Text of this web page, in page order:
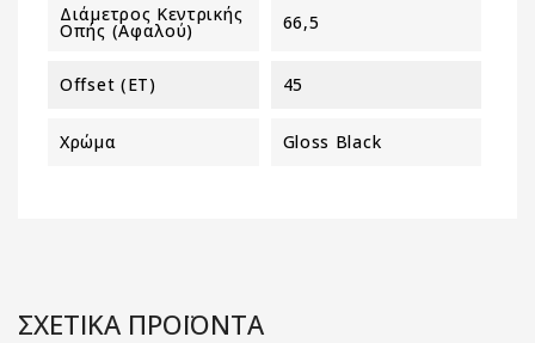
Διάμετρος Κεντρικής
Οπής (αφαλού) 66,5
Offset (ET) 45
Χρώμα Gloss Black
ΣΧΕΤΙΚΑ ΠΡΟΪΟΝΤΑ